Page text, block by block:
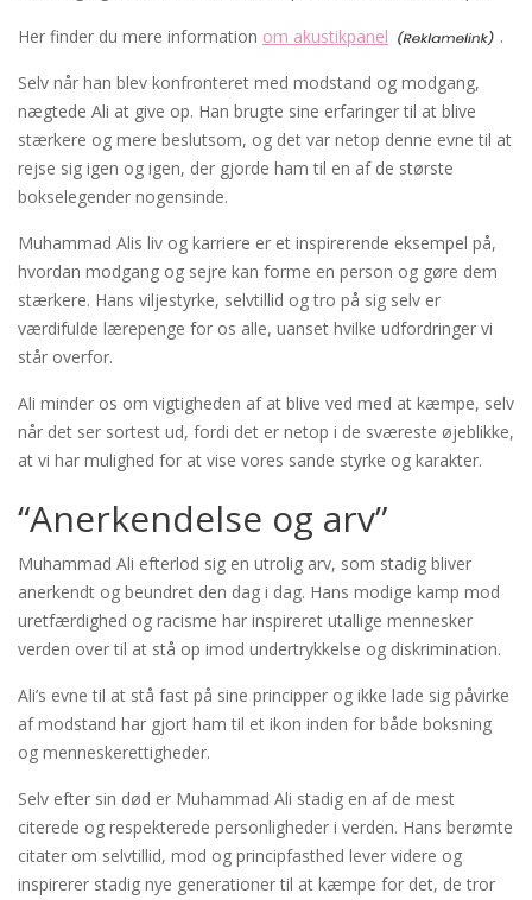
Her finder du mere information om akustikpanel .
Selv når han blev konfronteret med modstand og modgang,
nægtede Ali at give op. Han brugte sine erfaringer til at blive
stærkere og mere beslutsom, og det var netop denne evne til at
rejse sig igen og igen, der gjorde ham til en af de største
bokselegender nogensinde.
Muhammad Alis liv og karriere er et inspirerende eksempel på,
hvordan modgang og sejre kan forme en person og gøre dem
stærkere. Hans viljestyrke, selvtillid og tro på sig selv er
værdifulde lærepenge for os alle, uanset hvilke udfordringer vi
står overfor.
Ali minder os om vigtigheden af at blive ved med at kæmpe, selv
når det ser sortest ud, fordi det er netop i de sværeste øjeblikke,
at vi har mulighed for at vise vores sande styrke og karakter.
“Anerkendelse og arv”
Muhammad Ali efterlod sig en utrolig arv, som stadig bliver
anerkendt og beundret den dag i dag. Hans modige kamp mod
uretfærdighed og racisme har inspireret utallige mennesker
verden over til at stå op imod undertrykkelse og diskrimination.
Ali’s evne til at stå fast på sine principper og ikke lade sig påvirke
af modstand har gjort ham til et ikon inden for både boksning
og menneskerettigheder.
Selv efter sin død er Muhammad Ali stadig en af de mest
citerede og respekterede personligheder i verden. Hans berømte
citater om selvtillid, mod og principfasthed lever videre og
inspirerer stadig nye generationer til at kæmpe for det, de tror